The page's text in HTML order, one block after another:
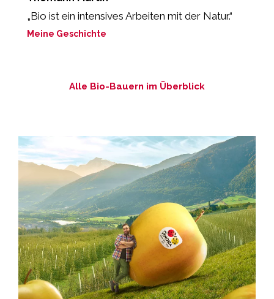
„Bio ist ein intensives Arbeiten mit der Natur.“
Meine Geschichte
Alle Bio-Bauern im Überblick